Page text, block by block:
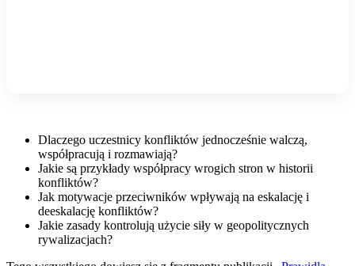
Dlaczego uczestnicy konfliktów jednocześnie walczą,
współpracują i rozmawiają?
Jakie są przykłady współpracy wrogich stron w historii
konfliktów?
Jak motywacje przeciwników wpływają na eskalację i
deeskalację konfliktów?
Jakie zasady kontrolują użycie siły w geopolitycznych
rywalizacjach?